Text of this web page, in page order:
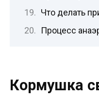
Что делать
Процесс
Кормушка